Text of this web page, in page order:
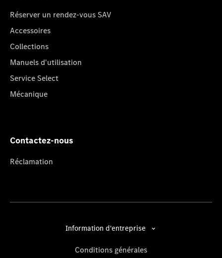
Réserver un rendez-vous SAV
Accessoires
Collections
Manuels d'utilisation
Service Select
Mécanique
Contactez-nous
Réclamation
Information d'entreprise
Conditions générales